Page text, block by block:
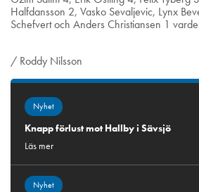
Halfdansson 2, Vasko Sevaljevic, Lynx
Schefvert och Anders Christiansen 1
/ Roddy Nilsson
Nyhet
Knapp förlust mot Hallby i Sävsjö
Läs mer
Nyhet